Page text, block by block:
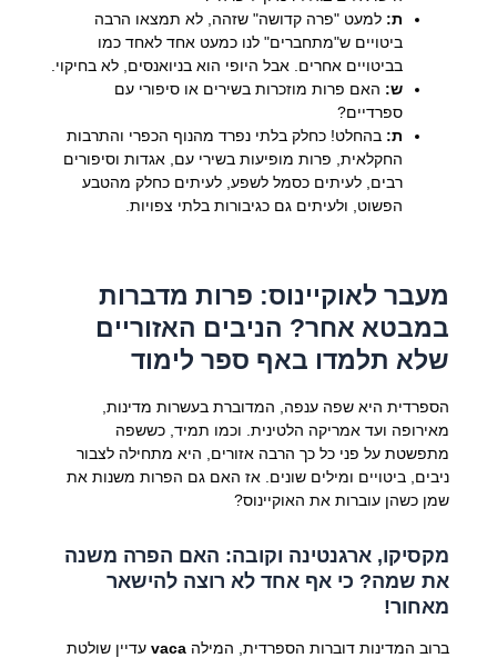
ת: למעט "פרה קדושה" שזהה, לא תמצאו הרבה
ביטויים ש"מתחברים" לנו כמעט אחד לאחד כמו
בביטויים אחרים. אבל היופי הוא בניואנסים, לא בחיקוי.
ש: האם פרות מוזכרות בשירים או סיפורי עם
ספרדיים?
ת: בהחלט! כחלק בלתי נפרד מהנוף הכפרי והתרבות
החקלאית, פרות מופיעות בשירי עם, אגדות וסיפורים
רבים, לעיתים כסמל לשפע, לעיתים כחלק מהטבע
הפשוט, ולעיתים גם כגיבורות בלתי צפויות.
מעבר לאוקיינוס: פרות מדברות
במבטא אחר? הניבים האזוריים
שלא תלמדו באף ספר לימוד
הספרדית היא שפה ענפה, המדוברת בעשרות מדינות,
מאירופה ועד אמריקה הלטינית. וכמו תמיד, כששפה
מתפשטת על פני כל כך הרבה אזורים, היא מתחילה לצבור
ניבים, ביטויים ומילים שונים. אז האם גם הפרות משנות את
שמן כשהן עוברות את האוקיינוס?
מקסיקו, ארגנטינה וקובה: האם הפרה משנה
את שמה? כי אף אחד לא רוצה להישאר
מאחור!
ברוב המדינות דוברות הספרדית, המילה vacaעדיין שולטת